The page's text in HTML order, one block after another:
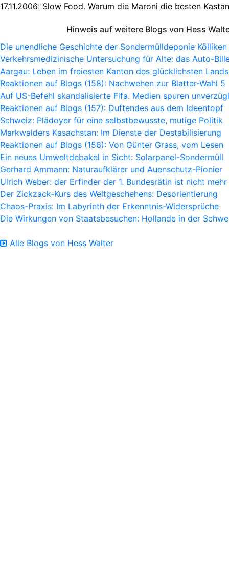
17.11.2006: Slow Food. Warum die Maroni die besten
Hinweis auf weitere Blogs von Hess
Die unendliche Geschichte der Sondermülldeponie Kölliken
Verkehrsmedizinische Untersuchung für Alte: das Auto-
Aargau: Leben im freiesten Kanton des glücklichsten Lands
Reaktionen auf Blogs (158): Nachwehen zur Blatter-Wahl 5
Auf US-Befehl skandalisierte Fifa. Medien spuren
Reaktionen auf Blogs (157): Duftendes aus dem Ideentopf
Schweiz: Plädoyer für eine selbstbewusste, mutige Politik
Markwalders Kasachstan: Im Dienste der Destabilisierung
Reaktionen auf Blogs (156): Von Günter Grass, vom Lesen
Ein neues Umweltdebakel in Sicht: Solarpanel-Sondermüll
Gerhard Ammann: Naturaufklärer und Auenschutz-Pionier
Ulrich Weber: der Erfinder der 1. Bundesrätin ist nicht mehr
Der Zickzack-Kurs des Weltgeschehens: Desorientierung
Chaos-Praxis: Im Labyrinth der Erkenntnis-Widersprüche
Die Wirkungen von Staatsbesuchen: Hollande in der
Alle Blogs von Hess Walter